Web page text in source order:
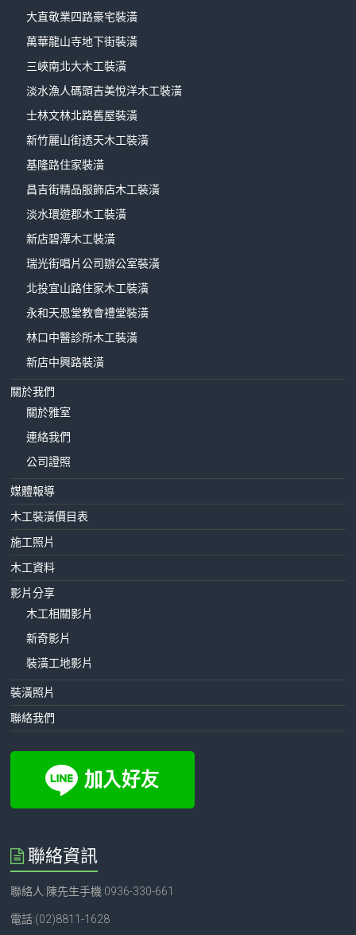
大直敬業四路豪宅裝潢
萬華龍山寺地下街裝潢
三峽南北大木工裝潢
淡水漁人碼頭吉美悅洋木工裝潢
士林文林北路舊屋裝潢
新竹麗山街透天木工裝潢
基隆路住家裝潢
昌吉街精品服飾店木工裝潢
淡水環遊郡木工裝潢
新店碧潭木工裝潢
瑞光街唱片公司辦公室裝潢
北投宜山路住家木工裝潢
永和天恩堂教會禮堂裝潢
林口中醫診所木工裝潢
新店中興路裝潢
關於我們
關於雅室
連絡我們
公司證照
媒體報導
木工裝潢價目表
施工照片
木工資料
影片分享
木工相關影片
新奇影片
裝潢工地影片
裝潢照片
聯絡我們
聯絡資訊
聯絡人:陳先生手機:0936-330-661
電話:(02)8811-1628